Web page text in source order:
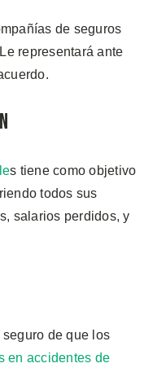
de seguros
representará ante
s tiene como objetivo
todos sus
salarios perdidos, y
de que los
en accidentes de